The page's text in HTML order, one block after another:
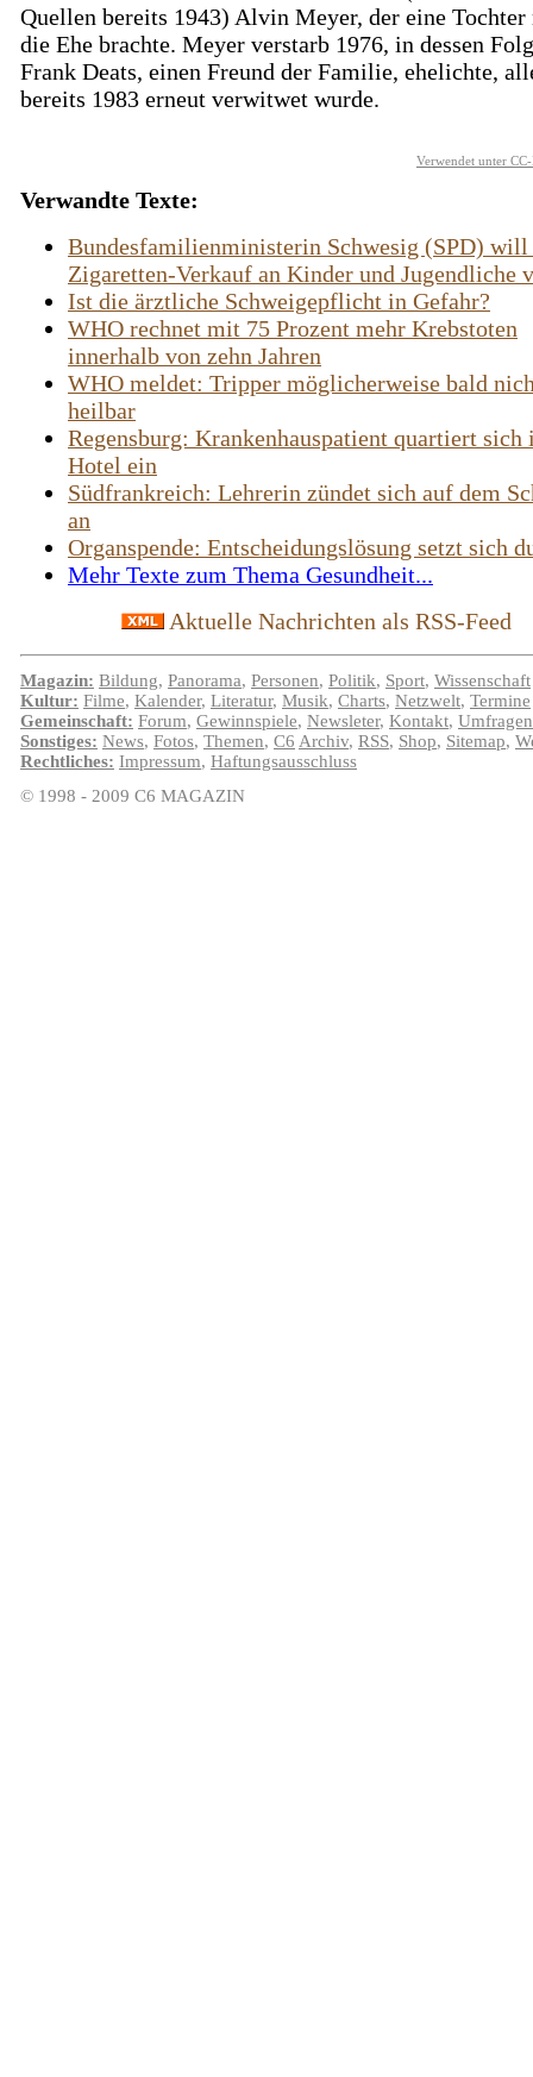
Quellen bereits 1943) Alvin Meyer, der eine
die Ehe brachte. Meyer verstarb 1976, in dessen
Frank Deats, einen Freund der Familie, ehelichte,
bereits 1983 erneut verwitwet wurde.
Verwendet unter
Verwandte Texte:
Bundesfamilienministerin Schwesig (SPD) will
Zigaretten-Verkauf an Kinder und Jugendliche
Ist die ärztliche Schweigepflicht in Gefahr?
WHO rechnet mit 75 Prozent mehr Krebstoten
innerhalb von zehn Jahren
WHO meldet: Tripper möglicherweise bald
heilbar
Regensburg: Krankenhauspatient quartiert sich
Hotel ein
Südfrankreich: Lehrerin zündet sich auf dem
an
Organspende: Entscheidungslösung setzt sich
Mehr Texte zum Thema Gesundheit...
Aktuelle Nachrichten als RSS-Feed
Magazin: Bildung, Panorama, Personen, Politik, Sport, Wissenschaft
Kultur: Filme, Kalender, Literatur, Musik, Charts, Netzwelt, Termine
Gemeinschaft: Forum, Gewinnspiele, Newsleter, Kontakt, Umfragen
Sonstiges: News, Fotos, Themen, C6 Archiv, RSS, Shop, Sitemap,
Rechtliches: Impressum, Haftungsausschluss
© 1998 - 2009 C6 MAGAZIN